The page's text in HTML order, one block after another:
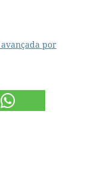
por